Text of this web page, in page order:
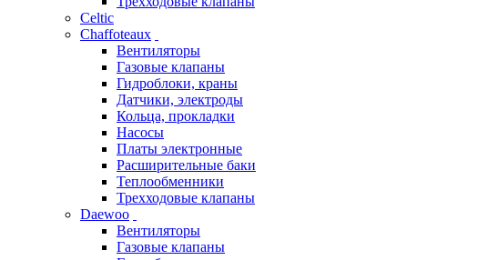
Celtic
Chaffoteaux
Вентиляторы
Газовые клапаны
Гидроблоки, краны
Датчики, электроды
Кольца, прокладки
Насосы
Платы электронные
Расширительные баки
Теплообменники
Трехходовые клапаны
Daewoo
Вентиляторы
Газовые клапаны